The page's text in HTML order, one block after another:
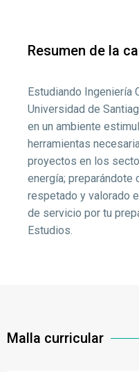
Resumen de la
Estudiando Ingeniería
Universidad de
en un ambiente
herramientas
proyectos en los
energía; preparándote
respetado y valorado
de servicio por tu
Estudios.
Malla curricular